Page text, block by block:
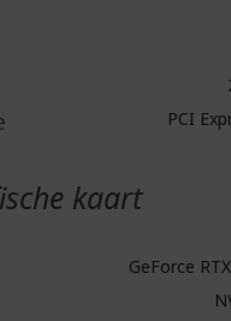
PCI
kaart
GeForce